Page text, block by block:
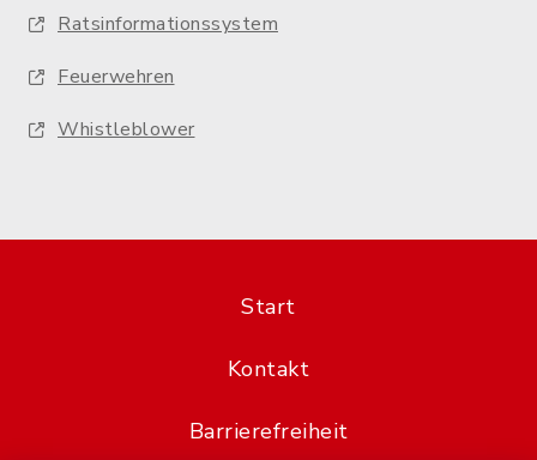
Ratsinformationssystem
Feuerwehren
Whistleblower
Start
Kontakt
Barrierefreiheit